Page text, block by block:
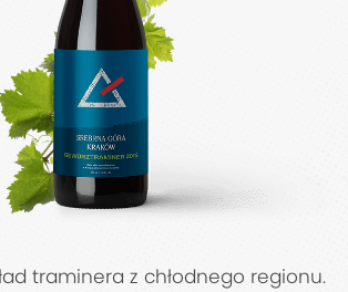
traminera z chłodnego regionu.